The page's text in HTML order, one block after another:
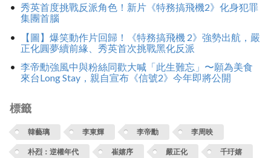
秀英首度挑戰反派角色！新片《特務搞飛機2》化身犯罪
集團首腦
【圖】爆笑動作片回歸！《特務搞飛機 2》強勢出航，嚴
正化圓夢續前緣、秀英首次挑戰黑化反派
李帝勳強風中與粉絲同歡大喊「此生難忘」〜願為美食
來台Long Stay，親自宣布《信號2》今年即將公開
標籤
韓藝璃 李東輝 李帝勳 李周映
朴烈：逆權年代 崔嬉序 嚴正化 千玗嬉